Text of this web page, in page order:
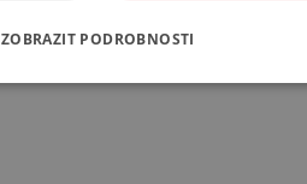
ZOBRAZIT PODROBNOSTI